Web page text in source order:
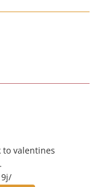
valentines